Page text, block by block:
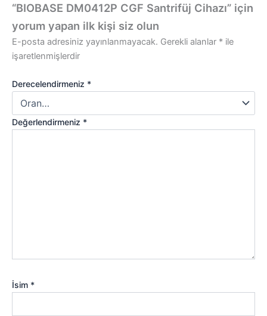
“BIOBASE DM0412P CGF Santrifüj Cihazı” için
yorum yapan ilk kişi siz olun
E-posta adresiniz yayınlanmayacak. Gerekli alanlar * ile
işaretlenmişlerdir
Derecelendirmeniz *
Değerlendirmeniz *
İsim *